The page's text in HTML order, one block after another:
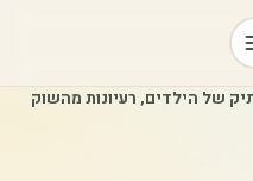
של הילדים, רעיונות מהשוק